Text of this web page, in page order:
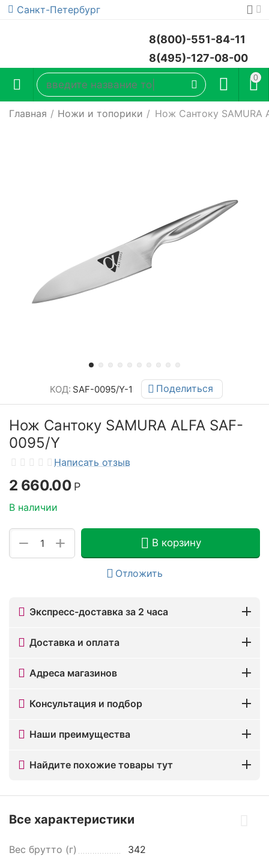
Санкт-Петербург
8(800)-551-84-11
8(495)-127-08-00
0
Главная / Ножи и топорики / Нож Сантоку SAMURA
КОД: SAF-0095/Y-1 Поделиться
Нож Сантоку SAMURA ALFA SAF-
0095/Y
Написать отзыв
2 660.00 Р
В наличии
+
− В корзину
Отложить
Экспресс-доставка за 2 часа
Доставка и оплата
Адреса магазинов
Консультация и подбор
Наши преимущества
Найдите похожие товары тут
Все характеристики
Вес брутто (г) 342